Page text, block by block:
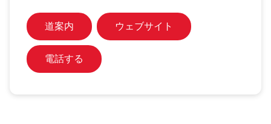
道案内 ウェブサイト
電話する